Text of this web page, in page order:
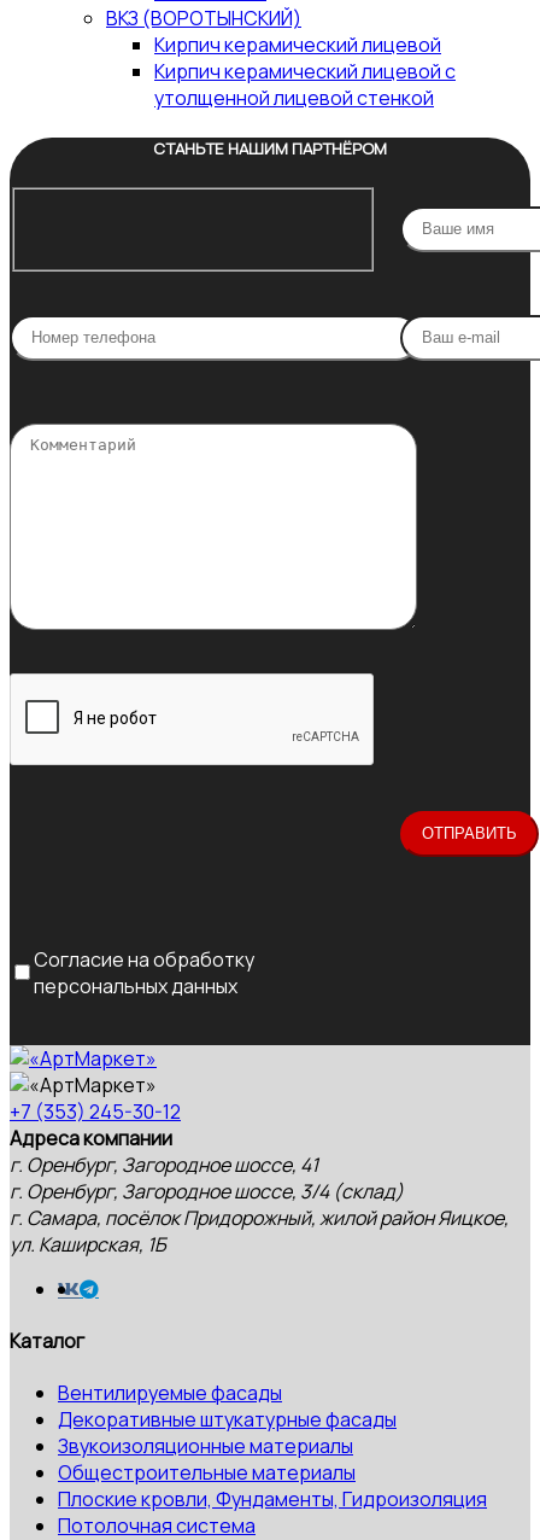
ВКЗ (ВОРОТЫНСКИЙ)
Кирпич керамический лицевой
Кирпич керамический лицевой с
утолщенной лицевой стенкой
СТАНЬТЕ НАШИМ ПАРТНЁРОМ
Согласие на обработку
персональных данных
+7 (353) 245-30-12
Адреса компании
г. Оренбург, Загородное шоссе, 41
г. Оренбург, Загородное шоссе, 3/4 (склад)
г. Самара, посёлок Придорожный, жилой район Яицкое,
ул. Каширская, 1Б
Каталог
Вентилируемые фасады
Декоративные штукатурные фасады
Звукоизоляционные материалы
Общестроительные материалы
Плоские кровли, Фундаменты, Гидроизоляция
Потолочная система